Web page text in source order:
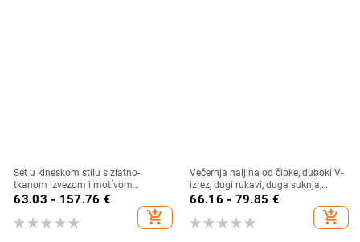
Set u kineskom stilu s zlatno-
tkanom izvezom i motívom
konjskog profila, proljeće/ljeto
63.03 - 157.76 €
add_shopping_cart
Večernja haljina od čipke, duboki V-
izrez, dugi rukavi, duga suknja,
materijal od poliestera/elastana
66.16 - 79.85 €
add_shopping_cart